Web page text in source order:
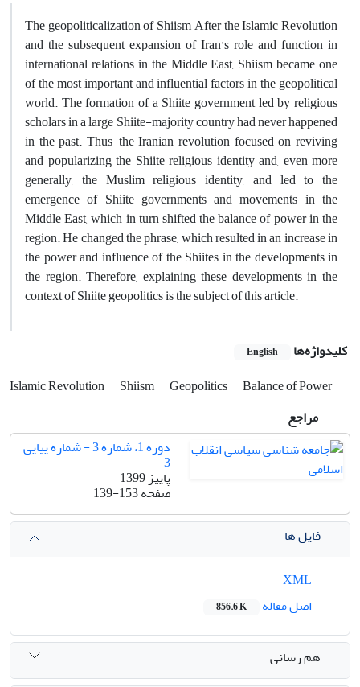
The geopoliticalization of Shiism After the Islamic Revolution
and the subsequent expansion of Iran's role and function in
international relations in the Middle East, Shiism became one
of the most important and influential factors in the geopolitical
world. The formation of a Shiite government led by religious
scholars in a large Shiite-majority country had never happened
in the past. Thus, the Iranian revolution focused on reviving
and popularizing the Shiite religious identity and, even more
generally, the Muslim religious identity, and led to the
emergence of Shiite governments and movements in the
Middle East, which in turn shifted the balance of power in the
region. He changed the phrase, which resulted in an increase in
the power and influence of the Shiites in the developments in
the region. Therefore, explaining these developments in the
context of Shiite geopolitics is the subject of this article.
کلیدواژه‌ها English
Islamic Revolution Shiism Geopolitics
Balance of Power
مراجع
دوره 1، شماره 3 - شماره پیاپی
3
پاییز 1399
صفحه139-153
فایل ها
اصل مقاله
856.6 K
هم رسانی